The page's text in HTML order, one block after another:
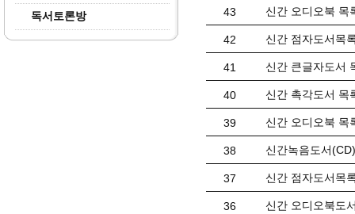
독서토론방 43 신간 오디오북 목
42 신간 점자도서목
41 신간 큰글자도서
40 신간 촉각도서 목
39 신간 오디오북 목
38 신간녹음도서
37 신간 점자도서목
36 신간 오디오북도